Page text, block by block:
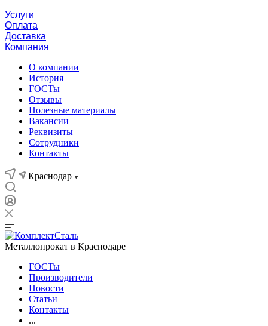
Услуги
Оплата
Доставка
Компания
О компании
История
ГОСТы
Отзывы
Полезные материалы
Вакансии
Реквизиты
Сотрудники
Контакты
Краснодар
Металлопрокат в Краснодаре
ГОСТы
Производители
Новости
Статьи
Контакты
...